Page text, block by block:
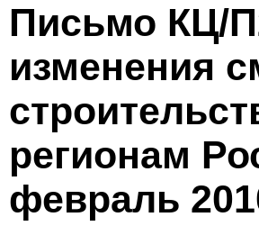
Письмо КЦ/
изменения
регионам
февраль